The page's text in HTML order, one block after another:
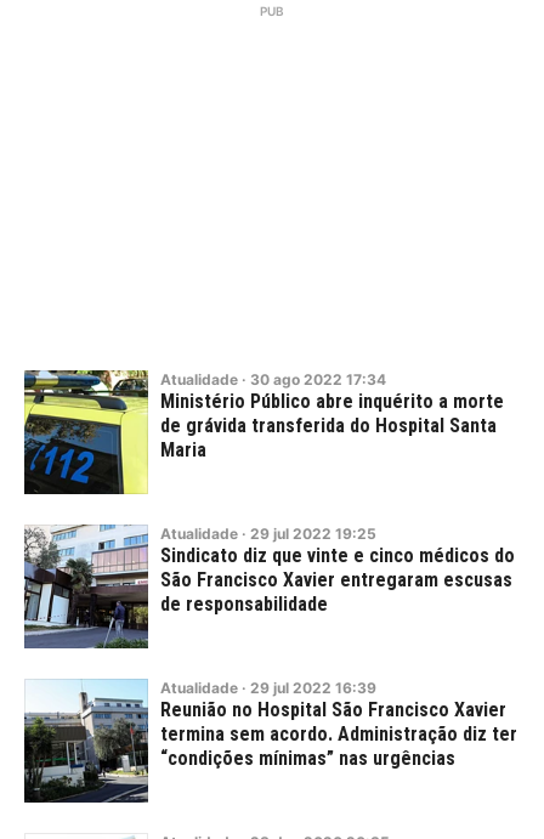
Atualidade · 30 ago 2022 17:34
Ministério Público abre inquérito a morte
de grávida transferida do Hospital Santa
Maria
Atualidade · 29 jul 2022 19:25
Sindicato diz que vinte e cinco médicos do
São Francisco Xavier entregaram escusas
de responsabilidade
Atualidade · 29 jul 2022 16:39
Reunião no Hospital São Francisco Xavier
termina sem acordo. Administração diz ter
“condições mínimas” nas urgências